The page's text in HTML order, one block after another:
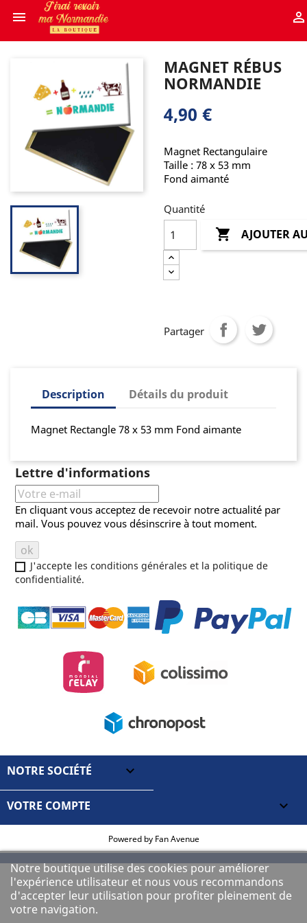
 
MAGNET RÉBUS
NORMANDIE
4,90 €
Magnet Rectangulaire
Taille : 78 x 53 mm
Fond aimanté
Quantité
 AJOUTER
Partager
Description Détails du produit
Magnet Rectangle 78 x 53 mm Fond aimante
Lettre d'informations
En cliquant vous acceptez de recevoir notre actualité par
mail. Vous pouvez vous désinscrire à tout moment.
J'accepte les conditions générales et la politique de
confidentialité.
NOTRE SOCIÉTÉ 
VOTRE COMPTE 
Notre boutique utilise des cookies pour améliorer
l'expérience utilisateur et nous vous recommandons
d'accepter leur utilisation pour profiter pleinement de
votre navigation.
Powered by Fan Avenue